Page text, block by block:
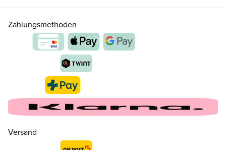
Zahlungsmethoden
Versand